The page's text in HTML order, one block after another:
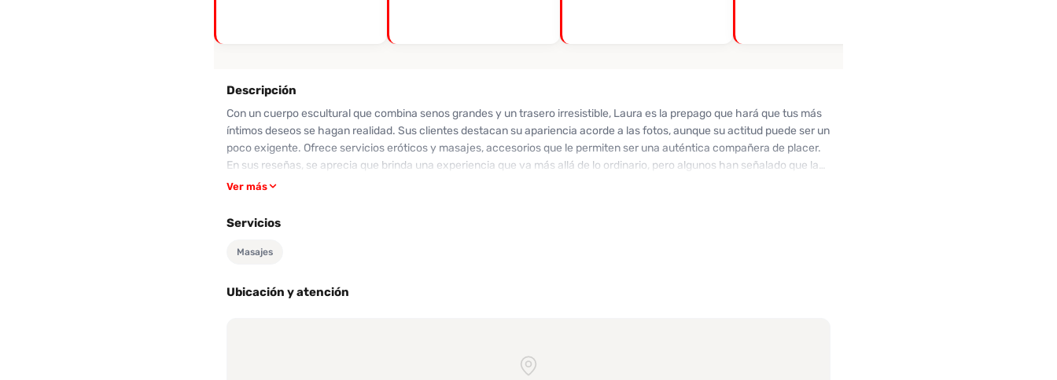
Descripción
Con un cuerpo escultural que combina senos grandes y un trasero irresistible, Laura es la prepago que hará que tus más
íntimos deseos se hagan realidad. Sus clientes destacan su apariencia acorde a las fotos, aunque su actitud puede ser un
poco exigente. Ofrece servicios eróticos y masajes, accesorios que le permiten ser una auténtica compañera de placer.
En sus reseñas, se aprecia que brinda una experiencia que va más allá de lo ordinario, pero algunos han señalado que la
interacción puede ser complicada si no se cumplen sus expectativas. Con calificaciones de 5 estrellas en físico, Laura
lo que ella tiene para ofrecerte. Recuerda mencionar que la conociste a través de Desenfreno.co.
Ver más
Servicios
Masajes
Ubicación y atención